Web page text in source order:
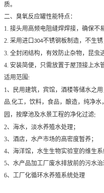
质。
二、臭氧反应罐性能特点：
1. 接头用高频电阻缝焊焊接，确保不
2. 采用进口304不锈钢板制造，不生锈
3. 全封闭结构，有效防止杂物，昆虫
4. 安装简便，只需放置于屋顶接上水
适用范围 :
1、民用建筑，宾馆，酒楼等储水之
品,化工，饮料，食品，酿造，纯净水
园，按摩池及水景工程的净化过滤;
2、海水，淡水养殖水处理；
3、酒店，水产市场的高密度暂养；
4、海洋馆，水生生物实验室的维生系
5、水产品加工厂废水排放前的污水治
6、工厂化循环水养殖系统处理